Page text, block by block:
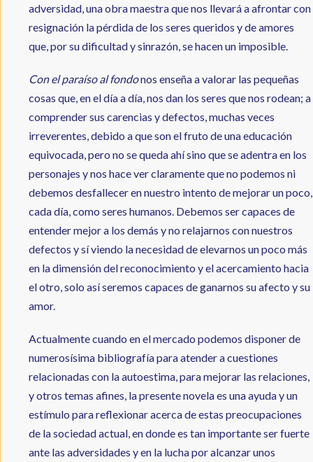
adversidad, una obra maestra que nos llevará a afrontar con
resignación la pérdida de los seres queridos y de amores
que, por su dificultad y sinrazón, se hacen un imposible.
Con el paraíso al fondonos enseña a valorar las pequeñas
cosas que, en el día a día, nos dan los seres que nos rodean; a
comprender sus carencias y defectos, muchas veces
irreverentes, debido a que son el fruto de una educación
equivocada, pero no se queda ahí sino que se adentra en los
personajes y nos hace ver claramente que no podemos ni
debemos desfallecer en nuestro intento de mejorar un poco,
cada día, como seres humanos. Debemos ser capaces de
entender mejor a los demás y no relajarnos con nuestros
defectos y sí viendo la necesidad de elevarnos un poco más
en la dimensión del reconocimiento y el acercamiento hacia
el otro, solo así seremos capaces de ganarnos su afecto y su
amor.
Actualmente cuando en el mercado podemos disponer de
numerosísima bibliografía para atender a cuestiones
relacionadas con la autoestima, para mejorar las relaciones,
y otros temas afines, la presente novela es una ayuda y un
estímulo para reflexionar acerca de estas preocupaciones
de la sociedad actual, en donde es tan importante ser fuerte
ante las adversidades y en la lucha por alcanzar unos